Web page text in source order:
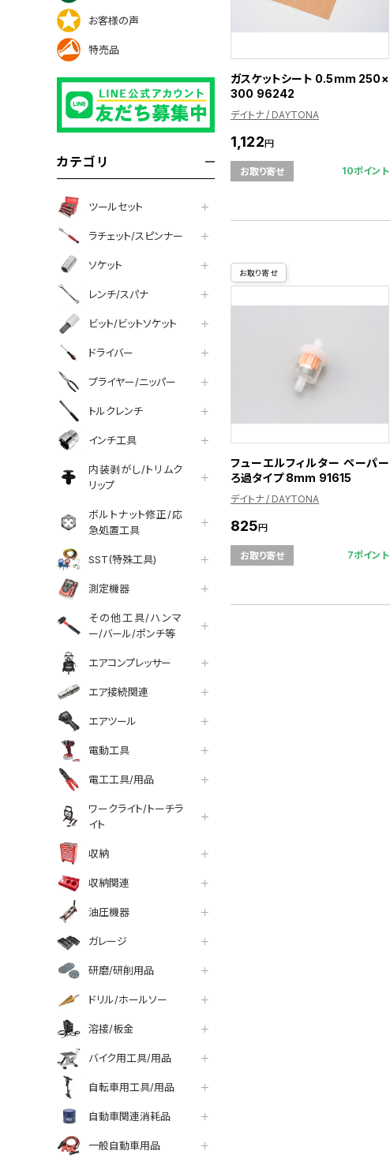
お客様の声
特売品
カテゴリ
ツールセット
ラチェット/スピンナー
ソケット
レンチ/スパナ
ビット/ビットソケット
ドライバー
プライヤー/ニッパー
トルクレンチ
インチ工具
内装剥がし/トリムク
リップ
ボルトナット修正/応
急処置工具
SST(特殊工具)
測定機器
その他工具/ハンマ
ー/バール/ポンチ等
エアコンプレッサー
エア接続関連
エアツール
電動工具
電工工具/用品
ワークライト/トーチラ
イト
収納
収納関連
油圧機器
ガレージ
研磨/研削用品
ドリル/ホールソー
溶接/板金
バイク用工具/用品
自転車用工具/用品
自動車関連消耗品
一般自動車用品
ガスケットシート 0.5mm 250×
300 96242
デイトナ / DAYTONA
1,122円
お取り寄せ 10ポイント
お取り寄せ
フューエルフィルター ペーパー
ろ過タイプ 8mm 91615
デイトナ / DAYTONA
825円
お取り寄せ 7ポイント